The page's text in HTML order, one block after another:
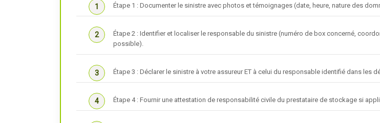
Étape 1 : Documenter le sinistre avec photos et témoignages (date, heure, nature des
Étape 2 : Identifier et localiser le responsable du sinistre (numéro de box concerné,
possible).
Étape 3 : Déclarer le sinistre à votre assureur ET à celui du responsable identifié dans les
Étape 4 : Fournir une attestation de responsabilité civile du prestataire de stockage si